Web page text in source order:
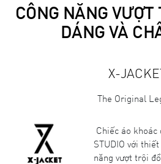
CÔNG NĂNG VƯỢT
DÁNG VÀ
X-
The Original
Chiếc áo khoác
STUDIO với
năng vượt trội